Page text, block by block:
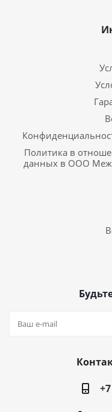
Политика в
данных в ООО